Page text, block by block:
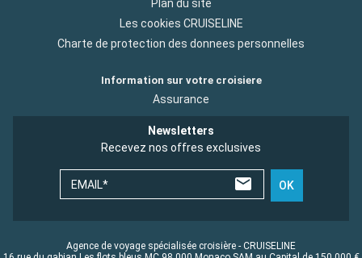
Plan du site
Les cookies CRUISELINE
Charte de protection des donnees personnelles
Information sur votre croisiere
Assurance
Newsletters
Recevez nos offres exclusives
EMAIL* OK
Agence de voyage spécialisée croisière - CRUISELINE